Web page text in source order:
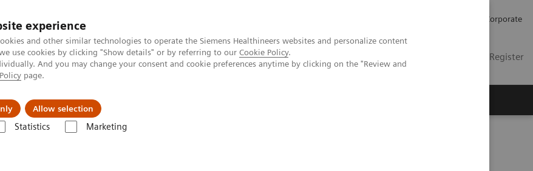
experience
and other similar technologies to operate the Siemens Healthineers websites and personalize content
use cookies by clicking "Show details" or by referring to our Cookie Policy.
And you may change your consent and cookie preferences anytime by clicking on the "Review and
page.
Allow selection
Statistics Marketing
Corporate
Login / Register
& Services